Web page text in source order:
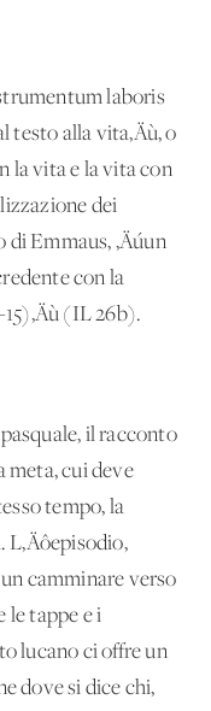
laboris
testo alla vita‚Äù, o
la vita e la vita con
dei
Emmaus, ‚Äúun
con la
(IL 26b).
il racconto
meta, cui deve
tempo, la
L‚Äôepisodio,
camminare verso
le tappe e i
lucano ci offre un
dove si dice chi,